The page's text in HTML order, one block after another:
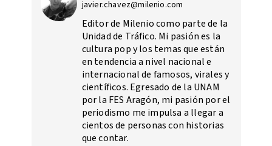
javier.chavez@milenio.com
Editor de Milenio como parte de la
Unidad de Tráfico. Mi pasión es la
cultura pop y los temas que están
en tendencia a nivel nacional e
internacional de famosos, virales y
científicos. Egresado de la UNAM
por la FES Aragón, mi pasión por el
periodismo me impulsa a llegar a
cientos de personas con historias
que contar.